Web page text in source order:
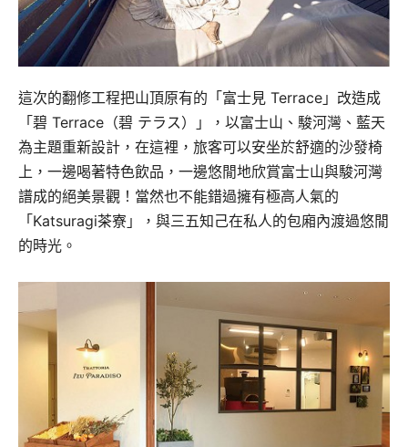
這次的翻修工程把山頂原有的「富士見 Terrace」改造成
「碧 Terrace（碧 テラス）」，以富士山、駿河灣、藍天
為主題重新設計，在這裡，旅客可以安坐於舒適的沙發椅
上，一邊喝著特色飲品，一邊悠閒地欣賞富士山與駿河灣
譜成的絕美景觀！當然也不能錯過擁有極高人氣的
「Katsuragi茶寮」，與三五知己在私人的包廂內渡過悠閒
的時光。